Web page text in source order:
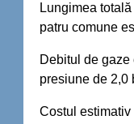
Lungimea
patru comune
Debitul de
presiune de 2,0
Costul